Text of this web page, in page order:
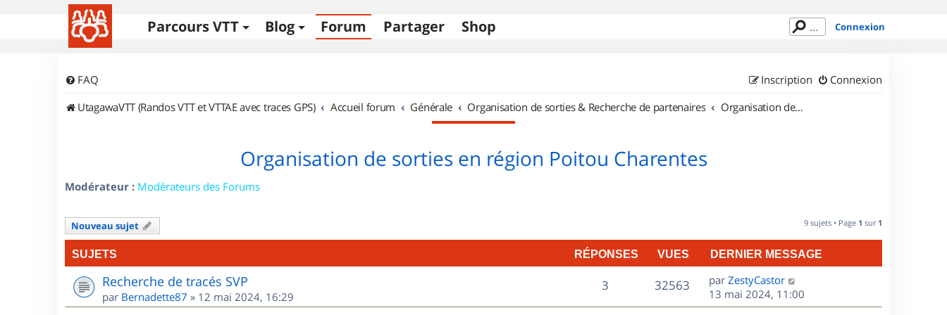
Parcours VTT Blog Forum Partager Shop Connexion
FAQ Connexion
Inscription
UtagawaVTT (Randos VTT et VTTAE avec traces GPS)
Accueil forum Générale Organisation de sorties & Recherche de partenaires Organisation de sorties en région Poitou Charentes
Organisation de sorties en région Poitou Charentes
Modérateur : Modérateurs des Forums
Nouveau sujet 9 sujets • Page 1 sur 1
SUJETS RÉPONSES VUES DERNIER MESSAGE
Recherche de tracés SVP
par Bernadette87 » 12 mai 2024, 16:29
3R
é
32563V
u
D
e
r
par ZestyCastor
13 mai 2024, 11:00